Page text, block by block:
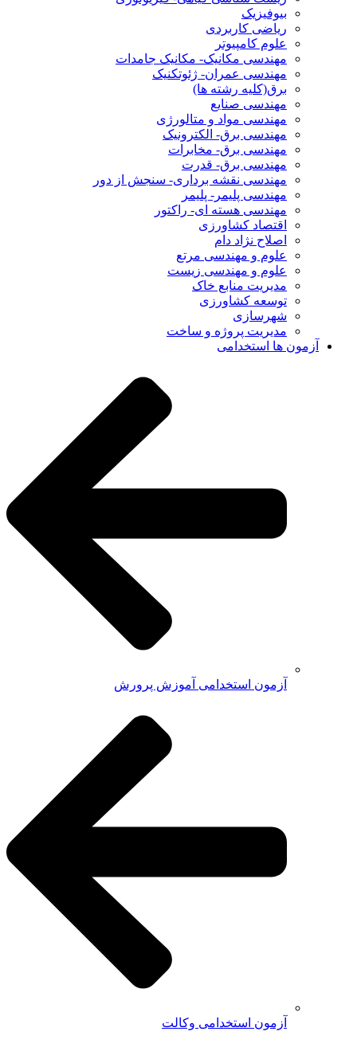
بیوفیزیک
ریاضی کاربردی
علوم کامپیوتر
مهندسی مکانیک- مکانیک جامدات
مهندسی عمران- ژئوتکنیک
برق(کلیه رشته ها)
مهندسی صنایع
مهندسی مواد و متالورژی
مهندسی برق- الکترونیک
مهندسی برق- مخابرات
مهندسی برق- قدرت
مهندسی نقشه برداری- سنجش از دور
مهندسی پلیمر- پلیمر
مهندسی هسته ای- راکتور
اقتصاد کشاورزی
اصلاح نژاد دام
علوم و مهندسی مرتع
علوم و مهندسی زیست
مدیریت منابع خاک
توسعه کشاورزی
شهرسازی
مدیریت پروژه و ساخت
آزمون ها استخدامی
آزمون استخدامی آموزش پرورش
آزمون استخدامی وکالت